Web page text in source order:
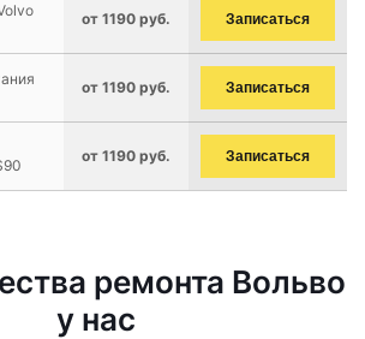
от 1190 руб. Записаться
от 1190 руб. Записаться
от 1190 руб. Записаться
ремонта Вольво
у нас